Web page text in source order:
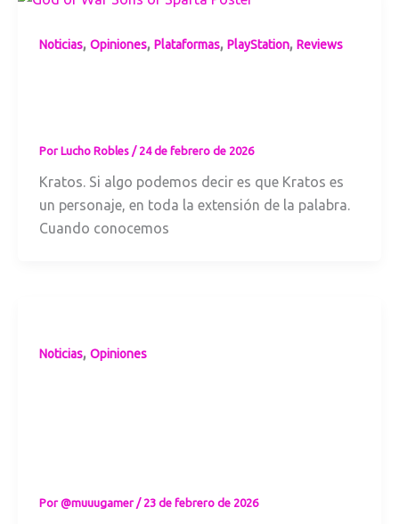
Noticias, Opiniones, Plataformas, PlayStation, Reviews
PorLucho Robles / 24 de febrero de 2026
Kratos. Si algo podemos decir es que Kratos es
un personaje, en toda la extensión de la palabra.
Cuando conocemos
Noticias, Opiniones
Por@muuugamer/ 23 de febrero de 2026